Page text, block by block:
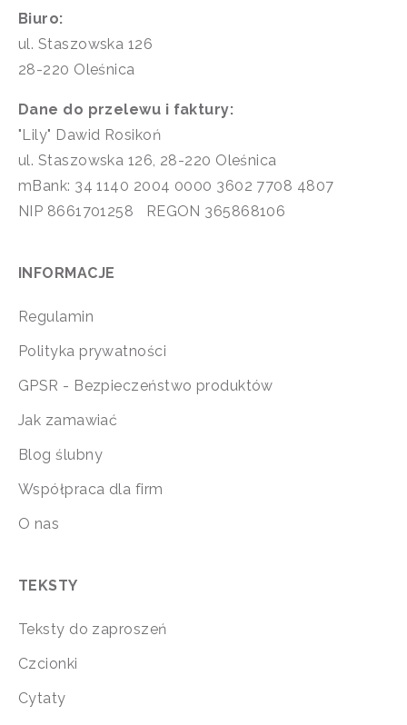
Biuro:
ul. Staszowska 126
28-220 Oleśnica
Dane do przelewu i faktury:
"Lily" Dawid Rosikoń
ul. Staszowska 126, 28-220 Oleśnica
mBank: 34 1140 2004 0000 3602 7708 4807
NIP 8661701258 REGON 365868106
INFORMACJE
Regulamin
Polityka prywatności
GPSR - Bezpieczeństwo produktów
Jak zamawiać
Blog ślubny
Współpraca dla firm
O nas
TEKSTY
Teksty do zaproszeń
Czcionki
Cytaty